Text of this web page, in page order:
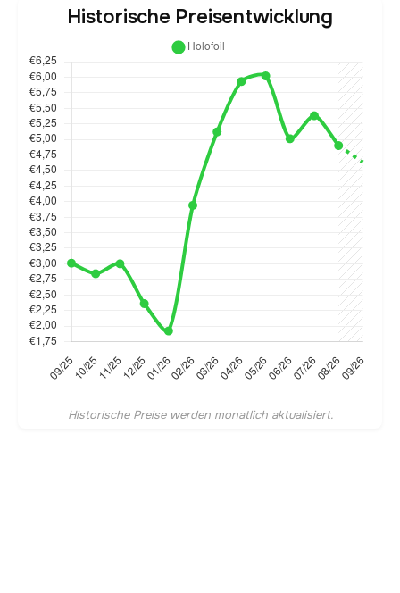
Historische Preisentwicklung
Historische Preise werden monatlich aktualisiert.